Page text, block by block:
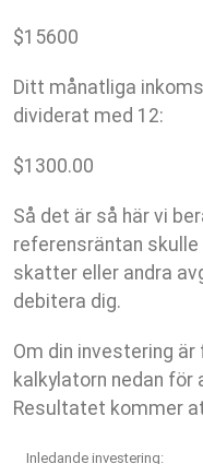
$15600
Ditt månatliga
dividerat med 12:
$1300.00
Så det är så här vi
referensräntan skulle
skatter eller andra
debitera dig.
Om din investering
kalkylatorn nedan
Resultatet kommer
Inledande investering: